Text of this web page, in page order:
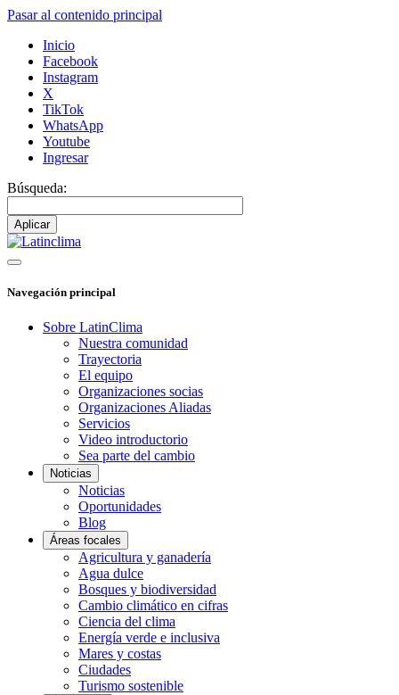
Pasar al contenido principal
Inicio
Facebook
Instagram
X
TikTok
WhatsApp
Youtube
Ingresar
Búsqueda:
Navegación principal
Sobre LatinClima
Nuestra comunidad
Trayectoria
El equipo
Organizaciones socias
Organizaciones Aliadas
Servicios
Video introductorio
Sea parte del cambio
Noticias
Noticias
Oportunidades
Blog
Áreas focales
Agricultura y ganadería
Agua dulce
Bosques y biodiversidad
Cambio climático en cifras
Ciencia del clima
Energía verde e inclusiva
Mares y costas
Ciudades
Turismo sostenible